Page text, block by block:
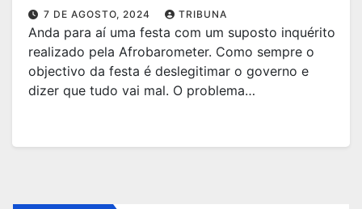
7 DE AGOSTO, 2024 TRIBUNA
Anda para aí uma festa com um suposto inquérito
realizado pela Afrobarometer. Como sempre o
objectivo da festa é deslegitimar o governo e
dizer que tudo vai mal. O problema…